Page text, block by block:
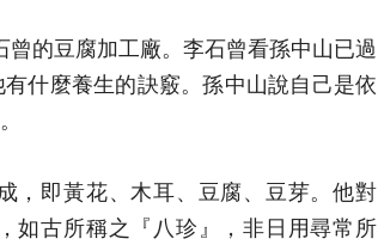
曾的豆腐加工廠。李石曾看孫中山已過
什麼養生的訣竅。孫中山說自己是依
，即黃花、木耳、豆腐、豆芽。他對
如古所稱之『八珍』，非日用尋常所